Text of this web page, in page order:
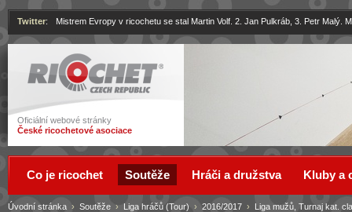
Ricochet
Oficiální webové stránky
České ricochetové asociace
Twitter: Mistrem Evropy v ricochetu se stal Martin Volf. 2. Jan Pulkráb, 3. Petr Malý.
Úvodní stránka › Soutěže › Liga hráčů (Tour) › 2016/2017 › Liga mužů, Turnaj kat.
Co je ricochet Soutěže Hráči a družstva Kluby a